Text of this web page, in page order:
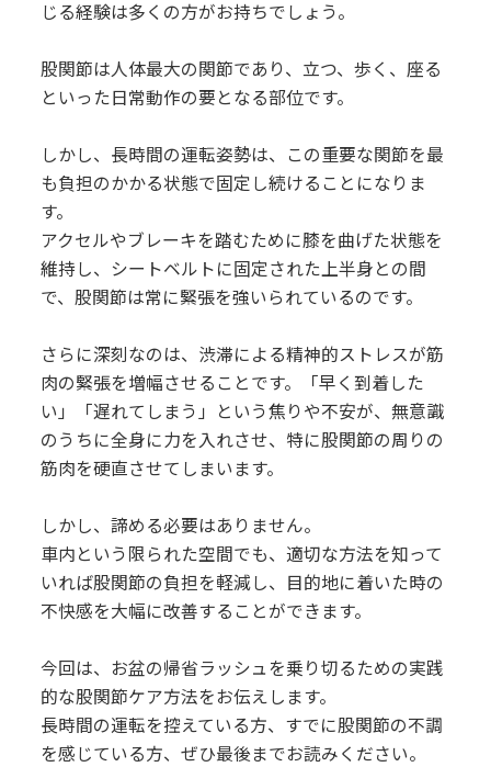
じる経験は多くの方がお持ちでしょう。
股関節は人体最大の関節であり、立つ、歩く、座る
といった日常動作の要となる部位です。
しかし、長時間の運転姿勢は、この重要な関節を最
も負担のかかる状態で固定し続けることになりま
す。
アクセルやブレーキを踏むために膝を曲げた状態を
維持し、シートベルトに固定された上半身との間
で、股関節は常に緊張を強いられているのです。
さらに深刻なのは、渋滞による精神的ストレスが筋
肉の緊張を増幅させることです。「早く到着した
い」「遅れてしまう」という焦りや不安が、無意識
のうちに全身に力を入れさせ、特に股関節の周りの
筋肉を硬直させてしまいます。
しかし、諦める必要はありません。
車内という限られた空間でも、適切な方法を知って
いれば股関節の負担を軽減し、目的地に着いた時の
不快感を大幅に改善することができます。
今回は、お盆の帰省ラッシュを乗り切るための実践
的な股関節ケア方法をお伝えします。
長時間の運転を控えている方、すでに股関節の不調
を感じている方、ぜひ最後までお読みください。